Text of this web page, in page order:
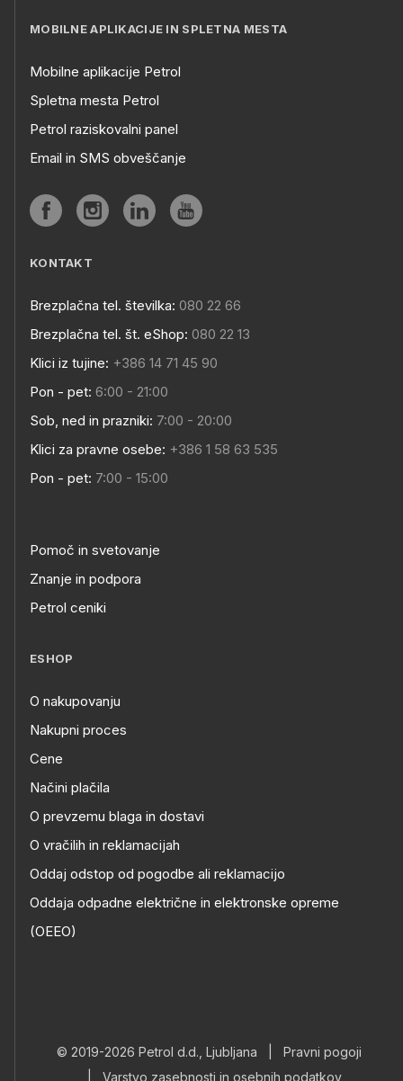
MOBILNE APLIKACIJE IN SPLETNA MESTA
Mobilne aplikacije Petrol
Spletna mesta Petrol
Petrol raziskovalni panel
Email in SMS obveščanje
KONTAKT
Brezplačna tel. številka: 080 22 66
Brezplačna tel. št. eShop: 080 22 13
Klici iz tujine: +386 14 71 45 90
Pon - pet: 6:00 - 21:00
Sob, ned in prazniki: 7:00 - 20:00
Klici za pravne osebe: +386 1 58 63 535
Pon - pet: 7:00 - 15:00
Pomoč in svetovanje
Znanje in podpora
Petrol ceniki
ESHOP
O nakupovanju
Nakupni proces
Cene
Načini plačila
O prevzemu blaga in dostavi
O vračilih in reklamacijah
Oddaj odstop od pogodbe ali reklamacijo
Oddaja odpadne električne in elektronske opreme
(OEEO)
© 2019-2026 Petrol d.d., Ljubljana
Pravni pogoji
Varstvo zasebnosti in osebnih podatkov